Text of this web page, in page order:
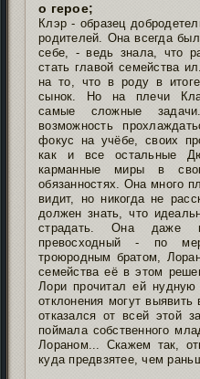
о герое;
Клэр - образец
родителей. Она всегда
себе, - ведь знала, что
стать главой семейства
на то, что в роду в
сынок. Но на плечи
самые сложные
возможность
фокус на учёбе, своих
как и все остальные
карманные миры в
обязанностях. Она много
видит, но никогда не
должен знать, что
страдать. Она даже
превосходный - по
троюродным братом,
семейства её в этом
Лори прочитал ей
отклонения могут
отказался от всей этой
поймала собственного
Лораном... Скажем так,
куда предвзятее, чем